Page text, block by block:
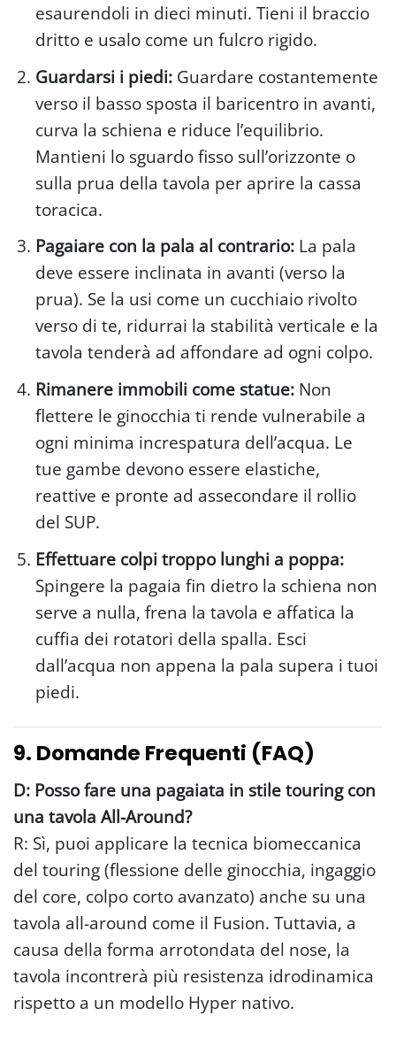
esaurendoli in dieci minuti. Tieni il braccio
dritto e usalo come un fulcro rigido.
Guardarsi i piedi:Guardare costantemente
verso il basso sposta il baricentro in avanti,
curva la schiena e riduce l’equilibrio.
Mantieni lo sguardo fisso sull’orizzonte o
sulla prua della tavola per aprire la cassa
toracica.
Pagaiare con la pala al contrario:La pala
deve essere inclinata in avanti (verso la
prua). Se la usi come un cucchiaio rivolto
verso di te, ridurrai la stabilità verticale e la
tavola tenderà ad affondare ad ogni colpo.
Rimanere immobili come statue:Non
flettere le ginocchia ti rende vulnerabile a
ogni minima increspatura dell’acqua. Le
tue gambe devono essere elastiche,
reattive e pronte ad assecondare il rollio
del SUP.
Effettuare colpi troppo lunghi a poppa:
Spingere la pagaia fin dietro la schiena non
serve a nulla, frena la tavola e affatica la
cuffia dei rotatori della spalla. Esci
dall’acqua non appena la pala supera i tuoi
piedi.
9. Domande Frequenti (FAQ)
D: Posso fare una pagaiata in stile touring con
una tavola All-Around?
R: Sì, puoi applicare la tecnica biomeccanica
del touring (flessione delle ginocchia, ingaggio
del core, colpo corto avanzato) anche su una
tavola all-around come il Fusion. Tuttavia, a
causa della forma arrotondata del nose, la
tavola incontrerà più resistenza idrodinamica
rispetto a un modello Hyper nativo.